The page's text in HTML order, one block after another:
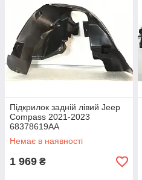
Підкрилок задній лівий Jeep
Compass 2021-2023
68378619AA
Немає в наявності
1 969 ₴